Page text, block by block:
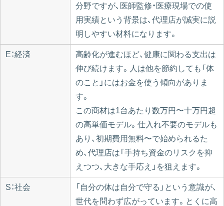
分野ですが、医師監修・医療現場での使
用実績という背景は、代理店が誠実に説
明しやすい材料になります。
E：経済
高齢化が進むほど、健康に関わる支出は
伸び続けます。人は他を節約しても「体
のこと」にはお金を使う傾向がありま
す。
この商材は1台あたり数万円〜十万円超
の高単価モデル。仕入れ不要のモデルも
あり、初期費用無料〜で始められるた
め、代理店は「手持ち資金のリスクを抑
えつつ、大きな手応え」を狙えます。
S：社会
「自分の体は自分で守る」という意識が、
世代を問わず広がっています。とくに高